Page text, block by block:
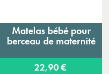
Ajouter au panier
Matelas bébé pour
berceau de maternité
22,90 €